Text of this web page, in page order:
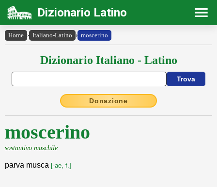
Dizionario Latino
Home › Italiano-Latino › moscerino
Dizionario Italiano - Latino
Donazione
moscerino
sostantivo maschile
parva musca [-ae, f.]